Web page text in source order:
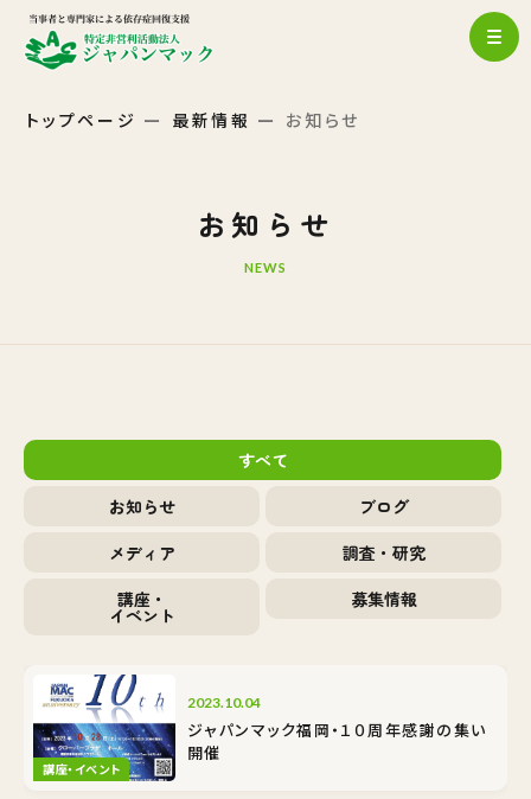
トップページ 最新情報 お知らせ
お知らせ
NEWS
すべて
お知らせ
ブログ
メディア
調査・研究
講座・
イベント
募集情報
講座・イベント
2023.10.04
ジャパンマック福岡・１０周年感謝の集い
開催